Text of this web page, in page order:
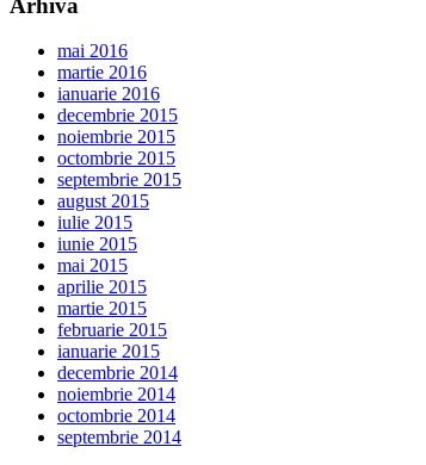
Arhiva
mai 2016
martie 2016
ianuarie 2016
decembrie 2015
noiembrie 2015
octombrie 2015
septembrie 2015
august 2015
iulie 2015
iunie 2015
mai 2015
aprilie 2015
martie 2015
februarie 2015
ianuarie 2015
decembrie 2014
noiembrie 2014
octombrie 2014
septembrie 2014